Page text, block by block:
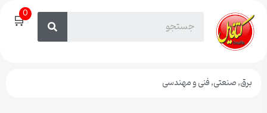
🛒0
برق,صنعتی,فنی و مهندسی